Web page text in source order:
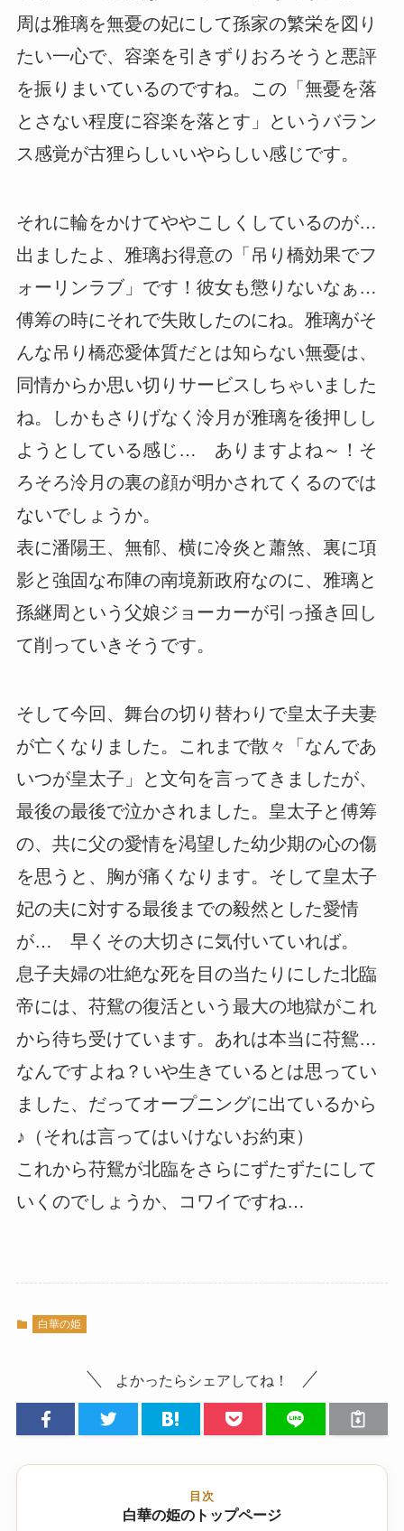
周は雅璃を無憂の妃にして孫家の繁栄を図り
たい一心で、容楽を引きずりおろそうと悪評
を振りまいているのですね。この「無憂を落
とさない程度に容楽を落とす」というバラン
ス感覚が古狸らしいいやらしい感じです。
それに輪をかけてややこしくしているのが…
出ましたよ、雅璃お得意の「吊り橋効果でフ
ォーリンラブ」です！彼女も懲りないなぁ…
傅筹の時にそれで失敗したのにね。雅璃がそ
んな吊り橋恋愛体質だとは知らない無憂は、
同情からか思い切りサービスしちゃいました
ね。しかもさりげなく泠月が雅璃を後押しし
ようとしている感じ… ありますよね～！そ
ろそろ泠月の裏の顔が明かされてくるのでは
ないでしょうか。
表に潘陽王、無郁、横に冷炎と蕭煞、裏に項
影と強固な布陣の南境新政府なのに、雅璃と
孫継周という父娘ジョーカーが引っ掻き回し
て削っていきそうです。
そして今回、舞台の切り替わりで皇太子夫妻
が亡くなりました。これまで散々「なんであ
いつが皇太子」と文句を言ってきましたが、
最後の最後で泣かされました。皇太子と傅筹
の、共に父の愛情を渇望した幼少期の心の傷
を思うと、胸が痛くなります。そして皇太子
妃の夫に対する最後までの毅然とした愛情
が… 早くその大切さに気付いていれば。
息子夫婦の壮絶な死を目の当たりにした北臨
帝には、苻鴛の復活という最大の地獄がこれ
から待ち受けています。あれは本当に苻鴛…
なんですよね？いや生きているとは思ってい
ました、だってオープニングに出ているから
♪（それは言ってはいけないお約束）
これから苻鴛が北臨をさらにずたずたにして
いくのでしょうか、コワイですね…
白華の姫
よかったらシェアしてね！
目次
白華の姫のトップページ